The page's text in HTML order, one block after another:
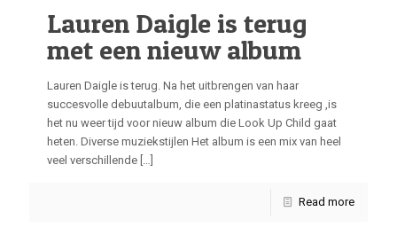
Lauren Daigle is terug
met een nieuw album
Lauren Daigle is terug. Na het uitbrengen van haar
succesvolle debuutalbum, die een platinastatus kreeg ,is
het nu weer tijd voor nieuw album die Look Up Child gaat
heten. Diverse muziekstijlen Het album is een mix van heel
veel verschillende […]
Read more